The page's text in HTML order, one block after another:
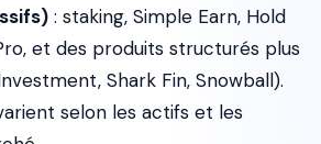
: staking, Simple Earn, Hold
et des produits structurés plus
Shark Fin, Snowball).
selon les actifs et les